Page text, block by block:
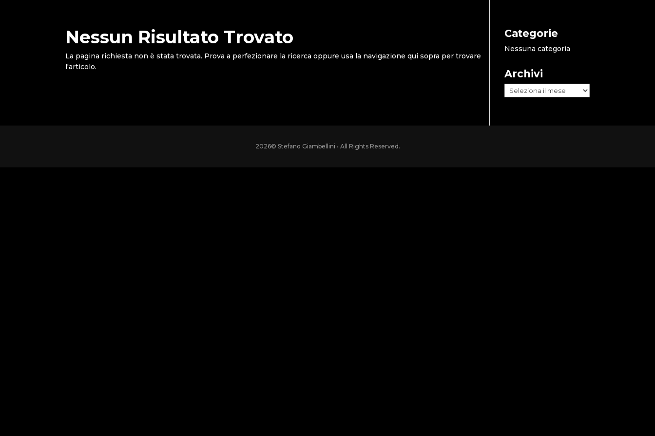
Nessun Risultato Trovato
La pagina richiesta non è stata trovata. Prova a perfezionare la ricerca oppure usa la navigazione qui sopra per trovare
l'articolo.
Categorie
Nessuna categoria
Archivi
Archivi
2026© Stefano Giambellini • All Rights Reserved.